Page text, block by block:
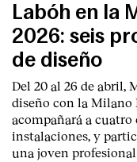
Labóh en la
2026: seis
de diseño
Del 20 al 26 de abril,
diseño con la Milano
acompañará a
instalaciones, y
una joven